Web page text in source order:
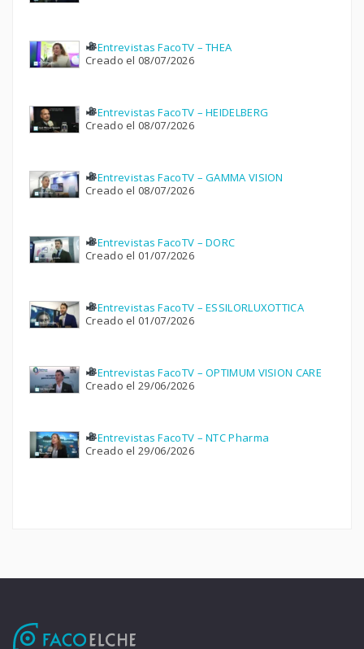
Entrevistas FacoTV – THEA
Creado el 08/07/2026
Entrevistas FacoTV – HEIDELBERG
Creado el 08/07/2026
Entrevistas FacoTV – GAMMA VISION
Creado el 08/07/2026
Entrevistas FacoTV – DORC
Creado el 01/07/2026
Entrevistas FacoTV – ESSILORLUXOTTICA
Creado el 01/07/2026
Entrevistas FacoTV – OPTIMUM VISION CARE
Creado el 29/06/2026
Entrevistas FacoTV – NTC Pharma
Creado el 29/06/2026